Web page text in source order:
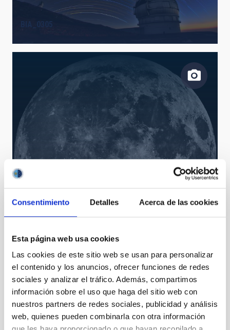
Consentimiento Detalles Acerca de las cookies
Esta página web usa cookies
Las cookies de este sitio web se usan para personalizar
el contenido y los anuncios, ofrecer funciones de redes
sociales y analizar el tráfico. Además, compartimos
información sobre el uso que haga del sitio web con
nuestros partners de redes sociales, publicidad y análisis
web, quienes pueden combinarla con otra información
BIA_0305
660_BIA_0049___hi.jpg